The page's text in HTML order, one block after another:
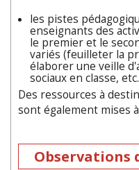
les pistes
enseignants des
le premier et le
variés (feuilleter la
élaborer une veille
sociaux en classe,
Des ressources à
sont également mises
Observations